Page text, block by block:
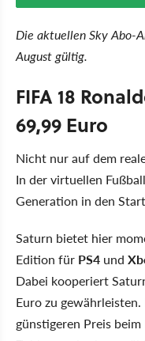
Die aktuellen Sky Abo-
August gültig.
FIFA 18
69,99 Euro
Nicht nur auf dem
In der virtuellen
Generation in den
Saturn bietet hier
Edition für PS4 und
Dabei kooperiert
Euro zu
günstigeren Preis